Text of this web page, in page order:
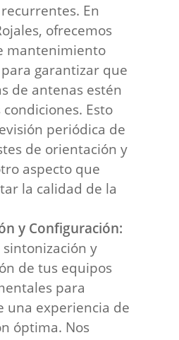
En
ofrecemos
mantenimiento
garantizar que
de antenas estén
Esto
periódica de
de orientación y
aspecto que
la calidad de la
y Configuración:
sintonización y
de tus equipos
para
una experiencia de
óptima. Nos